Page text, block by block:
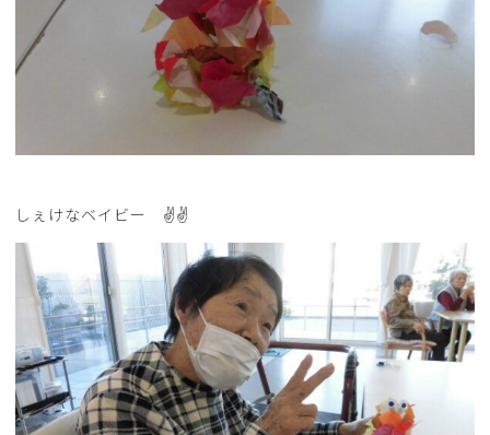
しぇけなベイビー ✌✌